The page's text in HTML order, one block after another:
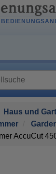
Haus und
AccuCut